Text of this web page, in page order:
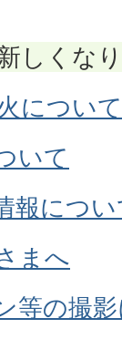
しくな
について
いて
報につ
まへ
等の撮